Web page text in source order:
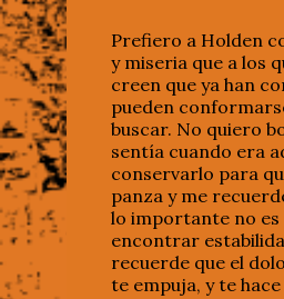
Prefiero a Holden
y miseria que a los
creen que ya han
pueden
buscar. No quiero
sentía cuando era
conservarlo para
panza y me
lo importante no es
encontrar
recuerde que el
te empuja, y te